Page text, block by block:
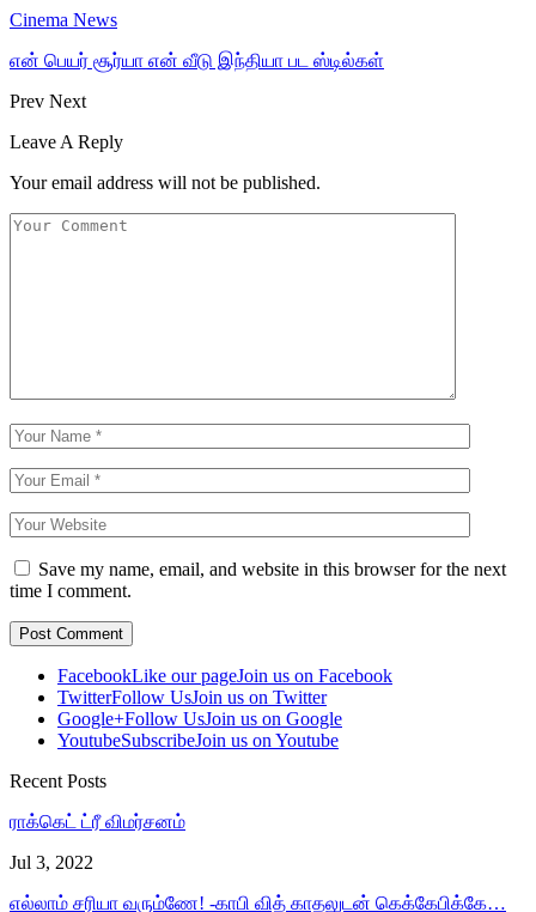
Cinema News
என் பெயர் சூர்யா என் வீடு இந்தியா பட ஸ்டில்கள்
Prev Next
Leave A Reply
Your email address will not be published.
Save my name, email, and website in this browser for the next
time I comment.
FacebookLike our pageJoin us on Facebook
TwitterFollow UsJoin us on Twitter
Google+Follow UsJoin us on Google
YoutubeSubscribeJoin us on Youtube
Recent Posts
ராக்கெட் ட்ரீ விமர்சனம்
Jul 3, 2022
எல்லாம் சரியா வரும்ணே! -காபி வித் காதலுடன் கெக்கேபிக்கே…